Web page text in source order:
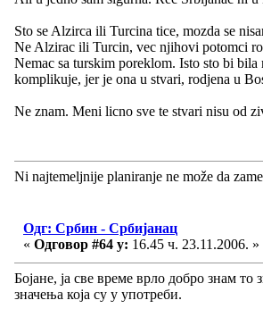
Sto se Alzirca ili Turcina tice, mozda se
Ne Alzirac ili Turcin, vec njihovi potomci
Nemac sa turskim poreklom. Isto sto bi
komplikuje, jer je ona u stvari, rodjena u
Ne znam. Meni licno sve te stvari nisu od
Ni najtemeljnije planiranje ne može da
Одг: Србин - Србијанац
« Одговор #64 у: 16.45 ч. 23.11.2006. »
Бојане, ја све време врло добро знам
значења која су у употреби.